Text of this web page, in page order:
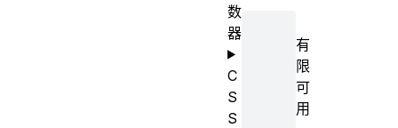
有
限
可
用
数
器
C
S
S